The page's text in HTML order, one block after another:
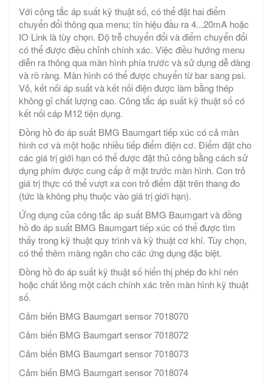
Với công tắc áp suất kỹ thuật số, có thể đặt hai điểm
chuyển đổi thông qua menu; tín hiệu đầu ra 4...20mA hoặc
IO Link là tùy chọn. Độ trễ chuyển đổi và điểm chuyển đổi
có thể được điều chỉnh chính xác. Việc điều hướng menu
diễn ra thông qua màn hình phía trước và sử dụng dễ dàng
và rõ ràng. Màn hình có thể được chuyển từ bar sang psi.
Vỏ, kết nối áp suất và kết nối điện được làm bằng thép
không gỉ chất lượng cao. Công tắc áp suất kỹ thuật số có
kết nối cáp M12 tiện dụng.
Đồng hồ đo áp suất BMG Baumgart tiếp xúc có cả màn
hình cơ và một hoặc nhiều tiếp điểm điện cơ. Điểm đặt cho
các giá trị giới hạn có thể được đặt thủ công bằng cách sử
dụng phím được cung cấp ở mặt trước màn hình. Con trỏ
giá trị thực có thể vượt xa con trỏ điểm đặt trên thang đo
(tức là không phụ thuộc vào giá trị giới hạn).
Ứng dụng của công tắc áp suất BMG Baumgart và đồng
hồ đo áp suất BMG Baumgart tiếp xúc có thể được tìm
thấy trong kỹ thuật quy trình và kỹ thuật cơ khí. Tùy chọn,
có thể thêm màng ngăn cho các ứng dụng đặc biệt.
Đồng hồ đo áp suất kỹ thuật số hiển thị phép đo khí nén
hoặc chất lỏng một cách chính xác trên màn hình kỹ thuật
số.
Cảm biến BMG Baumgart sensor 7018070
Cảm biến BMG Baumgart sensor 7018072
Cảm biến BMG Baumgart sensor 7018073
Cảm biến BMG Baumgart sensor 7018074